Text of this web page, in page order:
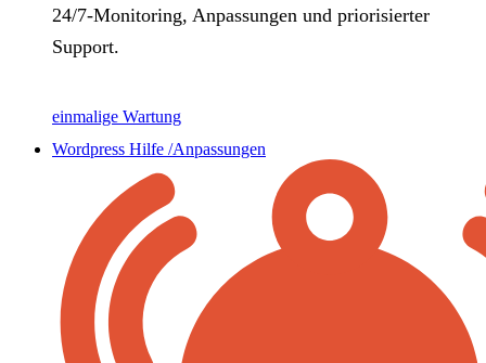
24/7‑Monitoring, Anpassungen und priorisierter
Support.
einmalige Wartung
Wordpress Hilfe /Anpassungen